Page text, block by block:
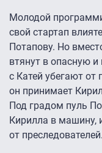
Молодой
свой стартап
Потапову. Но
втянут в опасную
с Катей убегают от
он принимает
Под градом пуль
Кирилла в машину,
от преследователей.